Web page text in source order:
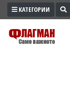
ПРОМО
ЗОНА
КАТЕГОРИИ